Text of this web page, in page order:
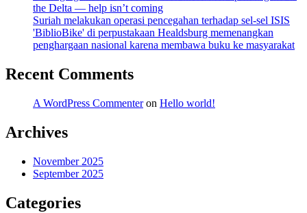
the Delta — help isn’t coming
Suriah melakukan operasi pencegahan terhadap sel-sel ISIS
'BiblioBike' di perpustakaan Healdsburg memenangkan
penghargaan nasional karena membawa buku ke masyarakat
Recent Comments
A WordPress Commenteron Hello world!
Archives
November 2025
September 2025
Categories